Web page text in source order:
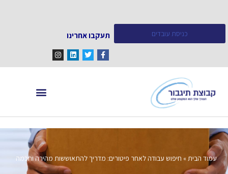
כניסת עובדים תעקבו אחרינו
עמוד הבית» חיפוש עבודה לאחר פיטורים: מדריך להתאוששות מהירה וחכמה